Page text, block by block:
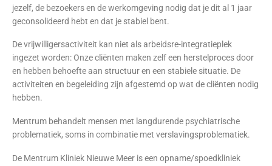
jezelf, de bezoekers en de werkomgeving nodig dat je dit al 1 jaar
geconsolideerd hebt en dat je stabiel bent.
De vrijwilligersactiviteit kan niet als arbeidsre-integratieplek
ingezet worden: Onze cliënten maken zelf een herstelproces door
en hebben behoefte aan structuur en een stabiele situatie. De
activiteiten en begeleiding zijn afgestemd op wat de cliënten nodig
hebben.
Mentrum behandelt mensen met langdurende psychiatrische
problematiek, soms in combinatie met verslavingsproblematiek.
De Mentrum Kliniek Nieuwe Meer is een opname/spoedkliniek